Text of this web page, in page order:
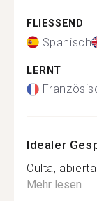
FLIESSEND
Spanisch
LERNT
Idealer
Culta,
Mehr lesen